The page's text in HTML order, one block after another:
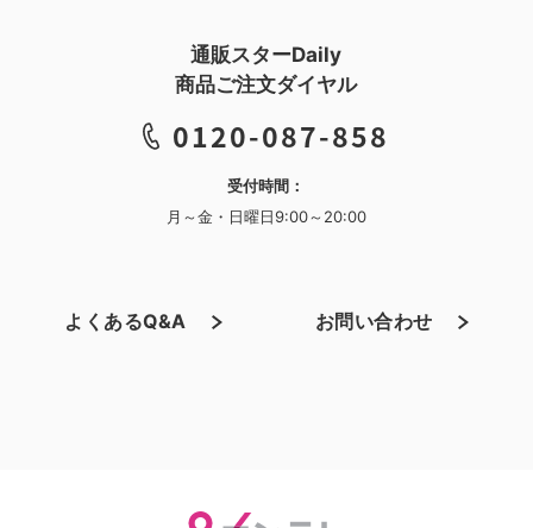
通販スターDaily
商品ご注文ダイヤル
0120-087-858
受付時間：
月～金・日曜日9:00～20:00
よくあるQ&A お問い合わせ